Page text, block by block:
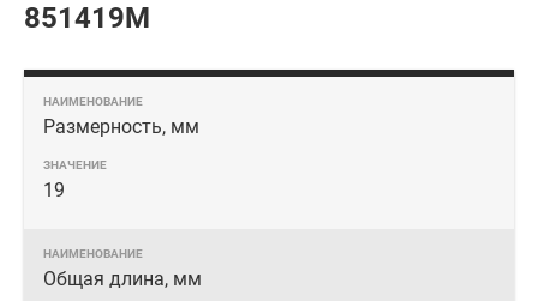
851419M
Размерность, мм
19
Общая длина, мм